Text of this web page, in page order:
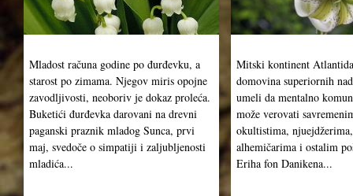
Mladost računa godine po đurđevku, a
starost po zimama. Njegov miris opojne
zavodljivosti, neoboriv je dokaz proleća.
Buketići đurđevka darovani na drevni
paganski praznik mladog Sunca, prvi
maj, svedoče o simpatiji i zaljubljenosti
mladića...
Mitski kontinent
domovina superiornih
umeli da mentalno
može verovati
okultistima,
alhemičarima i ostalim
Eriha fon Danikena...